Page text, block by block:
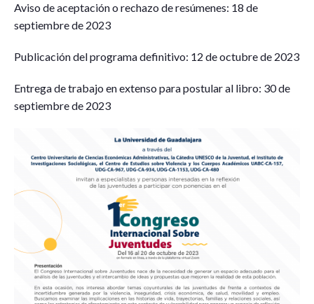
Aviso de aceptación o rechazo de resúmenes: 18 de
septiembre de 2023
Publicación del programa definitivo: 12 de octubre de 2023
Entrega de trabajo en extenso para postular al libro: 30 de
septiembre de 2023